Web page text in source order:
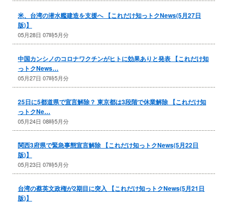
米、台湾の潜水艦建造を支援へ 【これだけ知っトクNews(5月27日
版)】
05月28日 07時5月分
中国カンシノのコロナワクチンがヒトに効果ありと発表 【これだけ知
っトクNews…
05月27日 07時5月分
25日に5都道県で宣言解除？ 東京都は3段階で休業解除 【これだけ知
っトクNe…
05月24日 08時5月分
関西3府県で緊急事態宣言解除 【これだけ知っトクNews(5月22日
版)】
05月23日 07時5月分
台湾の蔡英文政権が2期目に突入 【これだけ知っトクNews(5月21日
版)】